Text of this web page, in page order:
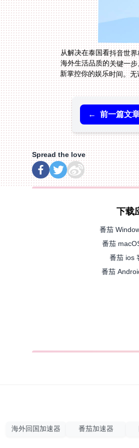
从解决在泰国看抖音世
海外生活品质的关键一
新掌控你的娱乐时间。
← 前一篇文
Spread the love
下载
番茄
番茄
番茄 ios
番茄
海外回国加速器 番茄加速器